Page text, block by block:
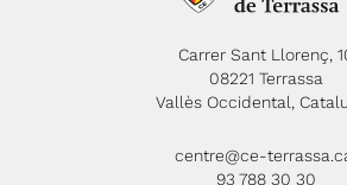
Carrer Sant Llorenç,
08221 Terrassa
Vallès Occidental,
centre@ce-
93 788 30 30